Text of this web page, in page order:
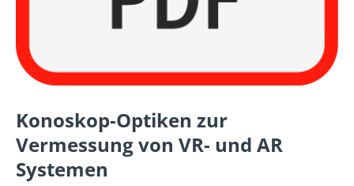
Konoskop-Optiken zur
Vermessung von VR- und AR
Systemen